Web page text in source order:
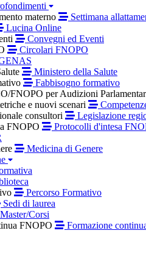
materno
Settimana
Lucina Online
Convegni ed Eventi
Circolari FNOPO
Ministero della Salute
Fabbisogno formativo
FNOPO per Audizioni
e nuovi scenari
consultori
Legislazione
FNOPO
Protocolli d'intesa
Medicina di Genere
Percorso Formativo
Sedi di laurea
Master/Corsi
FNOPO
Formazione